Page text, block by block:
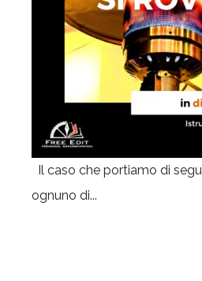
Il caso che portiamo di
ognuno di...